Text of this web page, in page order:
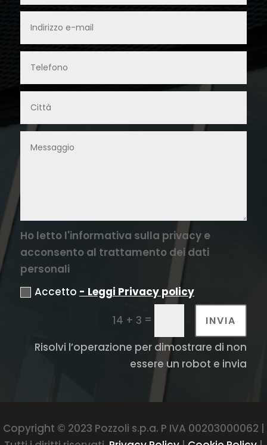
Ho letto l'informativa sulla privacy e
acconsento al trattamento dei dati
personali
Accetto - Leggi Privacy policy
14 + 3 = INVIA
Risolvi l’operazione per dimostrare di non
essere un robot e invia
Copyright © 2023 Pozzoli s.p.a. P IVA 00203000062 |